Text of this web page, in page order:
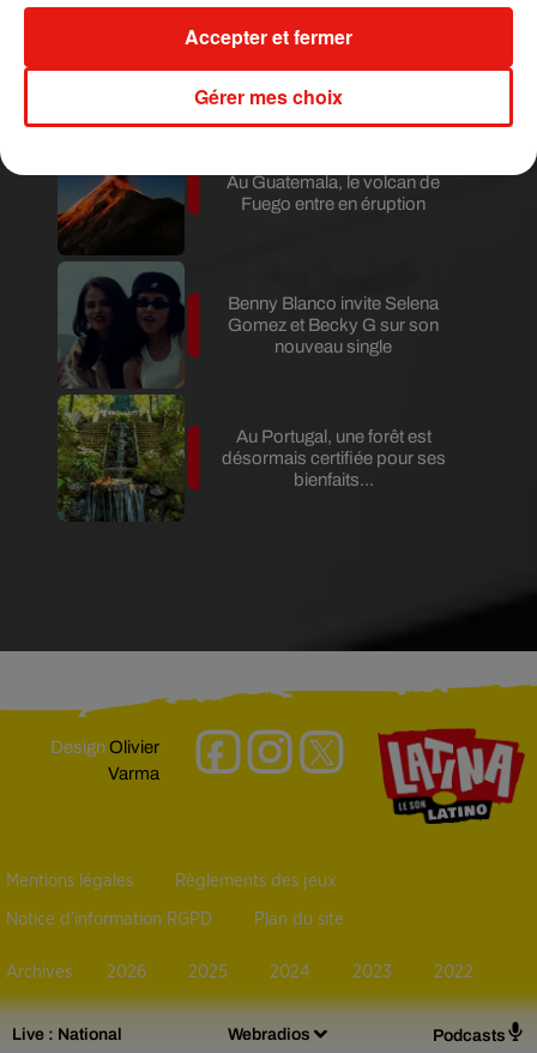
Live : National Webradios Podcasts
Karol G dévoile la tracklist de
Au Guatemala, le volcan de
Fuego entre en éruption
Benny Blanco invite Selena
Gomez et Becky G sur son
nouveau single
Au Portugal, une forêt est
désormais certifiée pour ses
bienfaits...
DesignOlivier
Varma
Mentions légales Règlements des jeux
Notice d’information RGPD Plan du site
Archives 2026 2025 2024 2023 2022
Gérer mes choix
Accepter et fermer